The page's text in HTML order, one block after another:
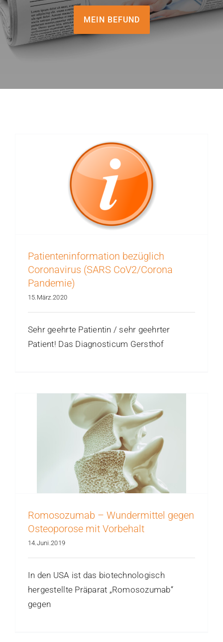
Für Ärzte
Aktuelles
MEIN BEFUND
Patienteninformation bezüglich
Coronavirus (SARS CoV2/Corona
Pandemie)
15.März.2020
Sehr geehrte Patientin / sehr geehrter
Patient! Das Diagnosticum Gersthof
Romosozumab – Wundermittel gegen
Osteoporose mit Vorbehalt
14.Juni.2019
In den USA ist das biotechnologisch
hergestellte Präparat „Romosozumab“
gegen